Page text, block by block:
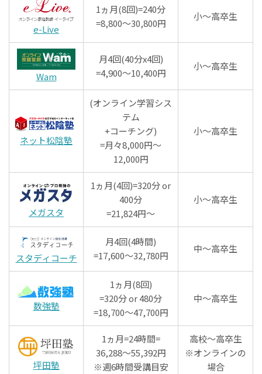
e-Live
1ヵ月(8回)=240分
=8,800～30,800円
小～高卒生
Wam
月4回(40分x4回)
=4,900～10,400円
小～高卒生
ネット松陰塾
(オンライン学習シス
テム
+コーチング)
=月々8,000円～
12,000円
小～高卒生
メガスタ
1ヵ月(4回)=320分 or
400分
=21,824円～
小～高卒生
スタディコーチ
月4回(4時間)
=17,600～32,780円
中～高卒生
数強塾
1ヵ月(8回)
=320分 or 480分
=18,700～47,700円
中～高卒生
坪田塾
1ヵ月=24時間=
36,288～55,392円
※週6時間受講目安
高校～高卒生
※オンラインの
場合